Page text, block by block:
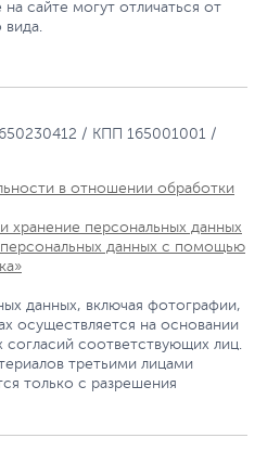
сайте могут отличаться от
/ КПП 165001001 /
в отношении обработки
хранение персональных данных
данных с помощью
данных, включая фотографии,
осуществляется на основании
соответствующих лиц.
третьими лицами
только с разрешения